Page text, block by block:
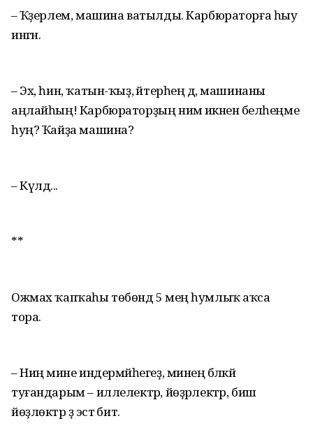
– Ҡәҙерлем, машина ватылды. Карбюраторға һыу
ингән.
– Эх, һин, ҡатын-ҡыҙ, әйтерһең дә, машинаны
аңлайһың! Карбюраторҙың нимә икәнен беләһеңме
һуң? Ҡайҙа машина?
– Күлдә...
**
Ожмах ҡапҡаһы төбөндә 5 мең һумлыҡ аҡса
тора.
– Ниңә мине индермәйһегеҙ, минең бәләкәй
туғандарым – иллелектәр, йөҙәрлектәр, биш
йөҙлөктәр ҙә эстә бит.